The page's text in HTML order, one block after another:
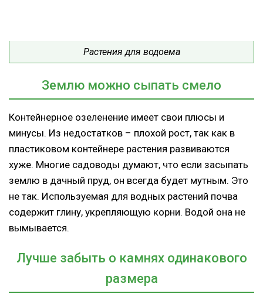
Растения для водоема
Землю можно сыпать смело
Контейнерное озеленение имеет свои плюсы и
минусы. Из недостатков – плохой рост, так как в
пластиковом контейнере растения развиваются
хуже. Многие садоводы думают, что если засыпать
землю в дачный пруд, он всегда будет мутным. Это
не так. Используемая для водных растений почва
содержит глину, укрепляющую корни. Водой она не
вымывается.
Лучше забыть о камнях одинакового
размера